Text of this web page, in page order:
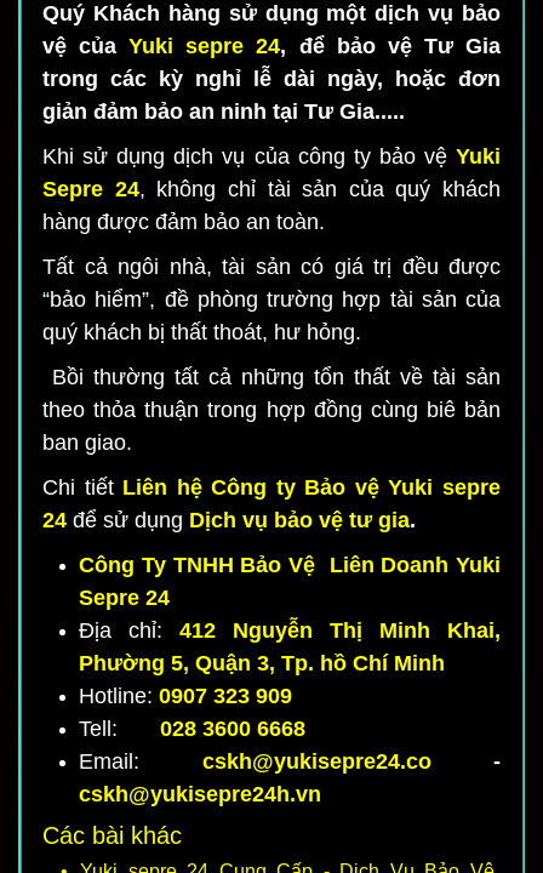
Quý Khách hàng sử dụng một dịch vụ bảo
vệ củaYuki sepre 24, để bảo vệ Tư Gia
trong các kỳ nghỉ lễ dài ngày, hoặc đơn
giản đảm bảo an ninh tại Tư Gia.....
Khi sử dụng dịch vụ của công ty bảo vệ Yuki
Sepre 24, không chỉ tài sản của quý khách
hàng được đảm bảo an toàn.
Tất cả ngôi nhà, tài sản có giá trị đều được
“bảo hiểm”, đề phòng trường hợp tài sản của
quý khách bị thất thoát, hư hỏng.
Bồi thường tất cả những tổn thất về tài sản
theo thỏa thuận trong hợp đồng cùng biê bản
ban giao.
Chi tiết Liên hệ Công ty Bảo vệ Yuki sepre
24 để sử dụng Dịch vụ bảo vệ tư gia.
Công Ty TNHH Bảo Vệ Liên Doanh Yuki
Sepre 24
Địa chỉ:
412 Nguyễn Thị Minh Khai,
Phường 5, Quận 3, Tp. hồ Chí Minh
Hotline: 0907 323 909
Tell:
028 3600 6668
Email:
cskh@yukisepre24.co-
cskh@yukisepre24h.vn
Các bài khác